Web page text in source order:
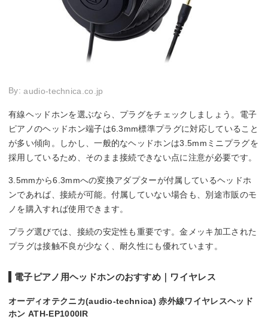
By:audio-technica.co.jp
有線ヘッドホンを選ぶなら、プラグをチェックしましょう。電子
ピアノのヘッドホン端子は6.3mm標準プラグに対応していること
が多い傾向。しかし、一般的なヘッドホンは3.5mmミニプラグを
採用しているため、そのまま接続できない点に注意が必要です。
3.5mmから6.3mmへの変換アダプターが付属しているヘッドホ
ンであれば、接続が可能。付属していない場合も、別途市販のモ
ノを購入すれば使用できます。
プラグ選びでは、接続の安定性も重要です。金メッキ加工された
プラグは接触不良が少なく、耐久性にも優れています。
電子ピアノ用ヘッドホンのおすすめ｜ワイヤレス
オーディオテクニカ(audio-technica) 赤外線ワイヤレスヘッド
ホン ATH-EP1000IR